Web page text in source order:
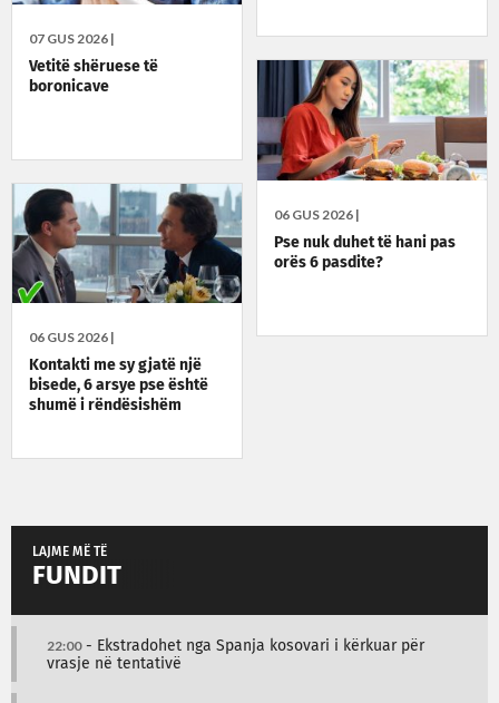
07 GUS 2026 |
Vetitë shëruese të
boronicave
06 GUS 2026 |
Pse nuk duhet të hani pas
orës 6 pasdite?
06 GUS 2026 |
Kontakti me sy gjatë një
bisede, 6 arsye pse është
shumë i rëndësishëm
LAJME MË TË
FUNDIT
22:00- Ekstradohet nga Spanja kosovari i kërkuar për
vrasje në tentativë